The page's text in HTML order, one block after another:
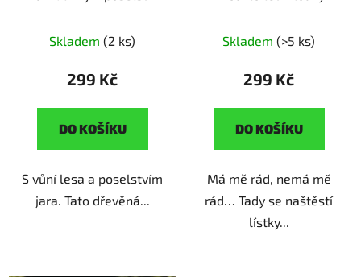
milovníky přírody a
Skladem (2 ks)
299 Kč
DO KOŠÍKU
S vůní lesa a poselstvím
jara. Tato dřevěná...
květin
Skladem (>5 ks)
299 Kč
DO KOŠÍKU
Má mě rád, nemá mě
rád… Tady se naštěstí
lístky...